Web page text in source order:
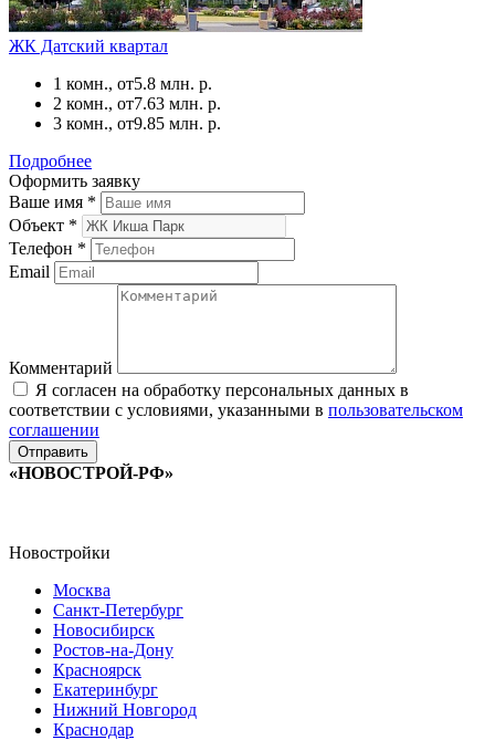
ЖК Датский квартал
1 комн., от5.8 млн. р.
2 комн., от7.63 млн. р.
3 комн., от9.85 млн. р.
Подробнее
Оформить заявку
Ваше имя *
Объект *
Телефон *
Email
Комментарий
Я согласен на обработку персональных данных в
соответствии с условиями, указанными в пользовательском
соглашении
«НОВОСТРОЙ-РФ»
Новостройки
Москва
Санкт-Петербург
Новосибирск
Ростов-на-Дону
Красноярск
Екатеринбург
Нижний Новгород
Краснодар